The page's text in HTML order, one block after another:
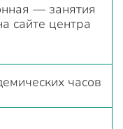
— занятия
сайте центра
часов